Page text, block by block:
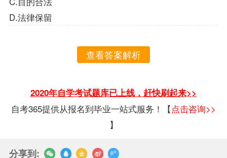
D.法律保留
查看答案解析
2020年自学考试题库已上线，赶快刷起来>>
自考365提供从报名到毕业一站式服务！【点击咨询>>
】
分享到: